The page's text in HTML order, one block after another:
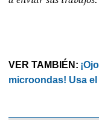
VER TAMBIÉN:
microondas! Usa